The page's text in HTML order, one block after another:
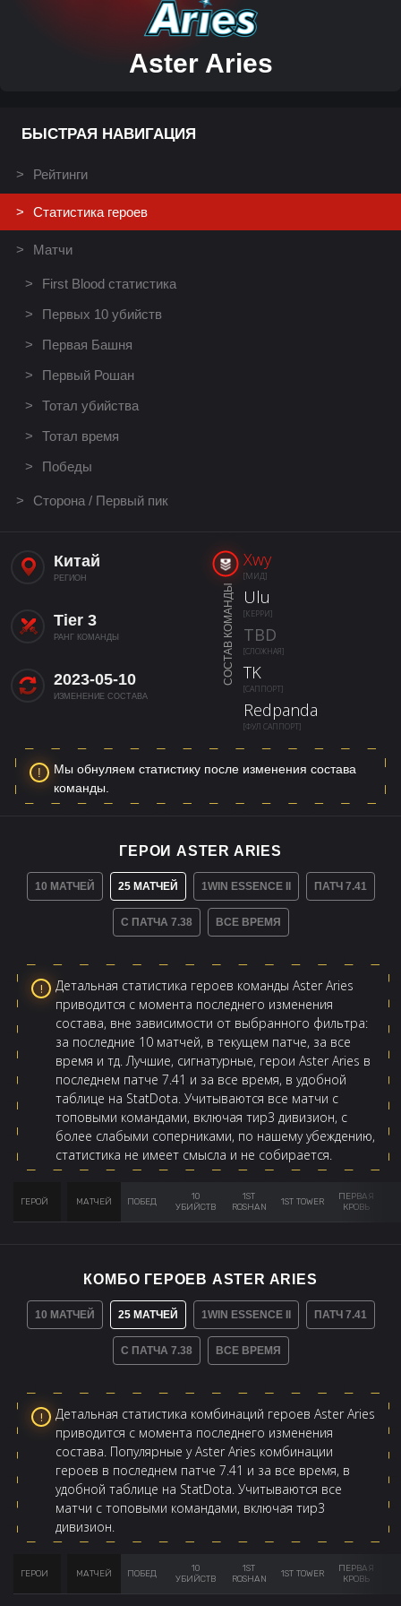
Aster Aries
БЫСТРАЯ НАВИГАЦИЯ
Рейтинги
Статистика героев
Матчи
First Blood статистика
Первых 10 убийств
Первая Башня
Первый Рошан
Тотал убийства
Тотал время
Победы
Сторона / Первый пик
Китай
РЕГИОН
Tier 3
РАНГ КОМАНДЫ
2023-05-10
ИЗМЕНЕНИЕ СОСТАВА
СОСТАВ КОМАНДЫ
Xwy
[МИД]
Ulu
[КЕРРИ]
TBD
[СЛОЖНАЯ]
TK
[САППОРТ]
Redpanda
[ФУЛ САППОРТ]
Мы обнуляем статистику после изменения состава
команды.
ГЕРОИ ASTER ARIES
10 МАТЧЕЙ 25 МАТЧЕЙ 1WIN ESSENCE II ПАТЧ 7.41
С ПАТЧА 7.38 ВСЕ ВРЕМЯ
Детальная статистика героев команды Aster Aries
приводится с момента последнего изменения
состава, вне зависимости от выбранного фильтра:
за последние 10 матчей, в текущем патче, за все
время и тд. Лучшие, сигнатурные, герои Aster Aries в
последнем патче 7.41 и за все время, в удобной
таблице на StatDota. Учитываются все матчи с
топовыми командами, включая тир3 дивизион, с
более слабыми соперниками, по нашему убеждению,
статистика не имеет смысла и не собирается.
ГЕРОЙ МАТЧЕЙ ПОБЕД
10
УБИЙСТВ
1ST
ROSHAN
1ST TOWER
ПЕРВАЯ
КРОВЬ
КОМБО ГЕРОЕВ ASTER ARIES
10 МАТЧЕЙ 25 МАТЧЕЙ 1WIN ESSENCE II ПАТЧ 7.41
С ПАТЧА 7.38 ВСЕ ВРЕМЯ
Детальная статистика комбинаций героев Aster Aries
приводится с момента последнего изменения
состава. Популярные у Aster Aries комбинации
героев в последнем патче 7.41 и за все время, в
удобной таблице на StatDota. Учитываются все
матчи с топовыми командами, включая тир3
дивизион.
ГЕРОИ МАТЧЕЙ ПОБЕД
10
УБИЙСТВ
1ST
ROSHAN
1ST TOWER
ПЕРВАЯ
КРОВЬ